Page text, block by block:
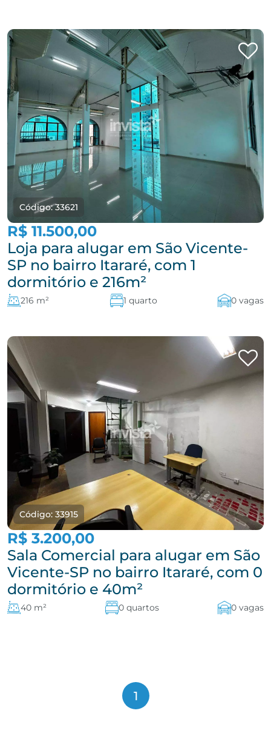
Código: 33621
R$ 11.500,00
Loja para alugar em São Vicente-
SP no bairro Itararé, com 1
dormitório e 216m²
216 m² 1 quarto 0 vagas
Código: 33915
R$ 3.200,00
Sala Comercial para alugar em São
Vicente-SP no bairro Itararé, com 0
dormitório e 40m²
40 m² 0 quartos 0 vagas
1